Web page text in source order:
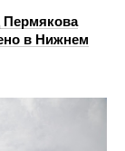
Пермякова
в Нижнем